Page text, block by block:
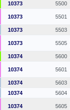
10373 5500
10373 5501
10373 5503
10373 5505
10374 5600
10374 5601
10374 5603
10374
5604
10374 5605